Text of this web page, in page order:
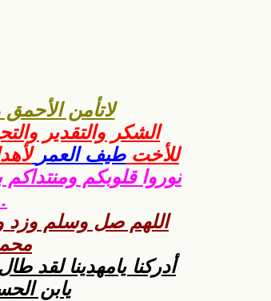
لاتأمن
الشكر والتقدير
للأختطيف العمر
نوروا قلوبكم
.
اللهم صل وسلم وزد
أدركنا يامهدينا لقد
يابن